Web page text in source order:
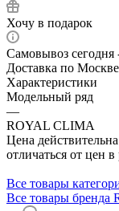
Хочу в подарок
Самовывоз сегодня
Доставка по
Характеристики
Модельный ряд
—
ROYAL CLIMA
Цена
отличаться от цен
Все товары
Все товары бренда